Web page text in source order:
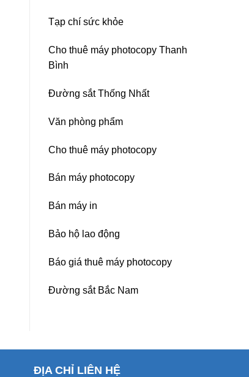
Tạp chí sức khỏe
Cho thuê máy photocopy Thanh
Bình
Đường sắt Thống Nhất
Văn phòng phẩm
Cho thuê máy photocopy
Bán máy photocopy
Bán máy in
Bảo hộ lao động
Báo giá thuê máy photocopy
Đường sắt Bắc Nam
ĐỊA CHỈ LIÊN HỆ